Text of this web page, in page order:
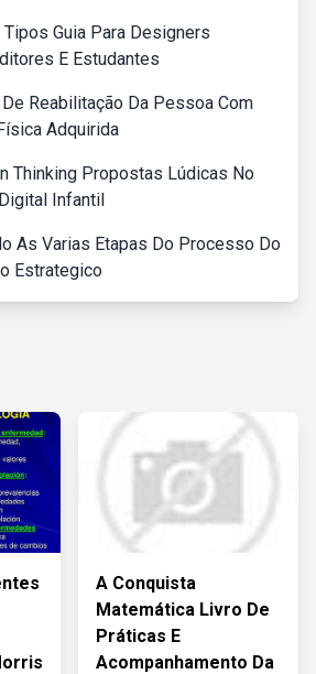
Guia Para Designers
E Estudantes
Reabilitação Da Pessoa Com
Adquirida
Thinking Propostas Lúdicas No
Infantil
As Varias Etapas Do Processo Do
Estrategico
A Conquista
Matemática Livro De
Práticas E
Acompanhamento Da